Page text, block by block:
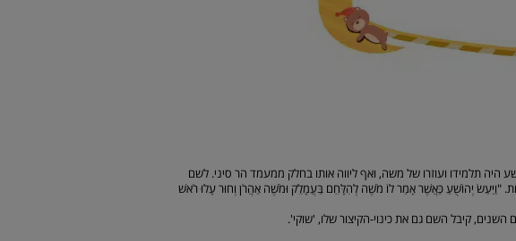
היה תלמידו ועוזרו של משה, ואף ליווה אותו בחלק ממעמד הר סיני. לשם
"וַיַּעַשׂ יְהוֹשֻׁעַ כַּאֲשֶׁר אָמַר לוֹ מֹשֶׁה לְהִלָּחֵם בַּעֲמָלֵק וּמֹשֶׁה אַהֲרֹן וְחוּר עָלוּ רֹאשׁ
קיבל השם גם את כינוי-הקיצור שלו, 'שוקי'.